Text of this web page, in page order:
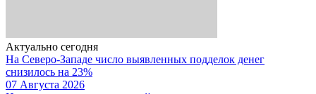
Актуально сегодня
На Северо-Западе число выявленных подделок денег
снизилось на 23%
07 Августа 2026